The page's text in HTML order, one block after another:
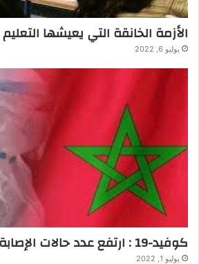
الأزمة الخانقة التي يعيشها
يوليو 6, 2022
كوفيد-19 : ارتفع عدد حالات الإصابة
يوليو 1, 2022